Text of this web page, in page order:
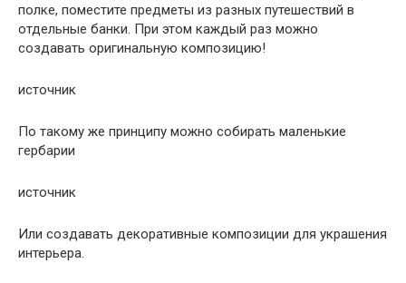
полке, поместите предметы из разных путешествий в
отдельные банки. При этом каждый раз можно
создавать оригинальную композицию!
источник
По такому же принципу можно собирать маленькие
гербарии
источник
Или создавать декоративные композиции для украшения
интерьера.